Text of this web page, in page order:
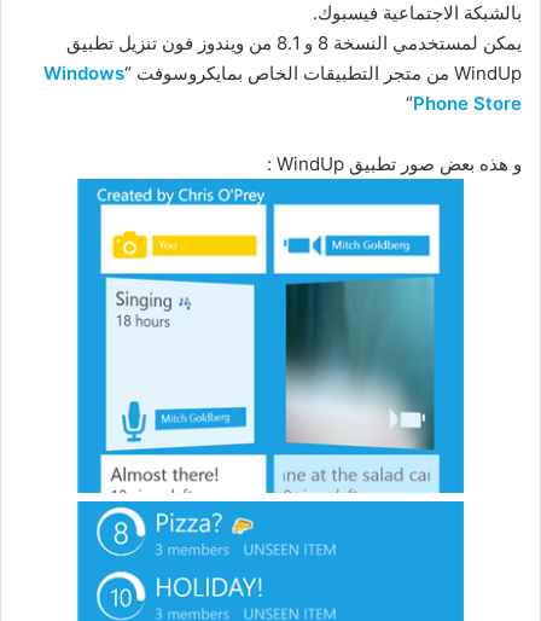
بالشبكة الاجتماعية فيسبوك.
يمكن لمستخدمي النسخة 8 و 8.1 من ويندوز فون تنزيل تطبيق
WindUp من متجر التطبيقات الخاص بمايكروسوفت “
Windows
Phone Store
“
و هذه بعض صور تطبيق WindUp :